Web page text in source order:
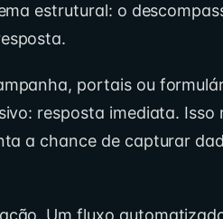
estrutural: o
portais ou
resposta imediata.
a chance de capturar
Um fluxo